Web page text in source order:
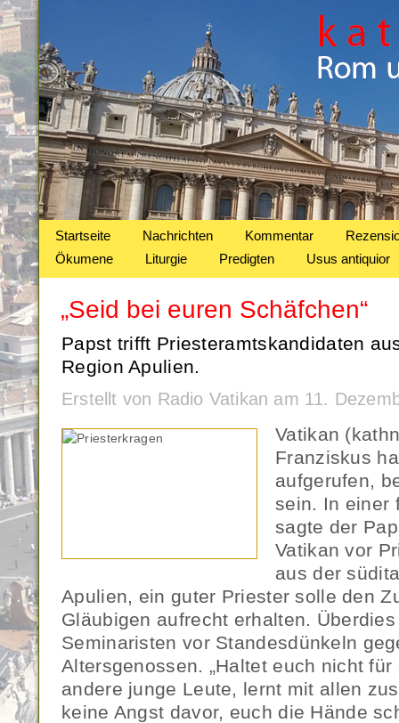
Startseite Nachrichten Kommentar
Ökumene
Liturgie Predigten Usus antiquior
„Seid bei euren Schäfchen“
Papst trifft Priesteramtskandidaten
Region Apulien.
Erstellt von Radio Vatikan am 11.
Vatikan
Franziskus
aufgerufen,
sein. In einer
sagte der
Vatikan vor
aus der
Apulien, ein guter Priester solle den
Gläubigen aufrecht erhalten.
Seminaristen vor Standesdünkeln
Altersgenossen. „Haltet euch nicht
andere junge Leute, lernt mit allen
keine Angst davor, euch die Hände